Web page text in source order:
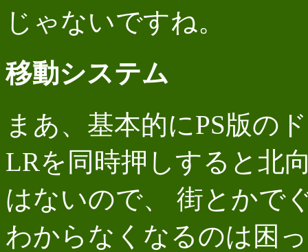
じゃないですね。
移動システム
まあ、基本的にPS版の
LRを同時押しすると北
はないので、 街とかで
わからなくなるのは困